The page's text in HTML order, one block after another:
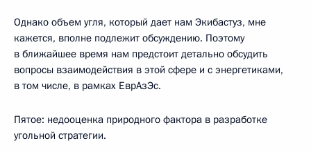
Однако объем угля, который дает нам Экибастуз, мне
кажется, вполне подлежит обсуждению. Поэтому
в ближайшее время нам предстоит детально обсудить
вопросы взаимодействия в этой сфере и с энергетиками,
в том числе, в рамках ЕврАзЭс.
Пятое: недооценка природного фактора в разработке
угольной стратегии.